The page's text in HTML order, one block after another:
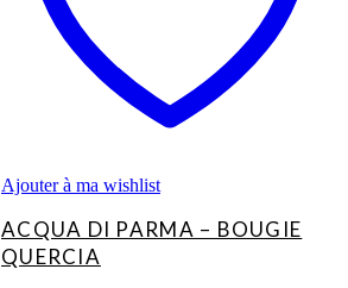
Ajouter à ma wishlist
ACQUA DI PARMA – BOUGIE
QUERCIA